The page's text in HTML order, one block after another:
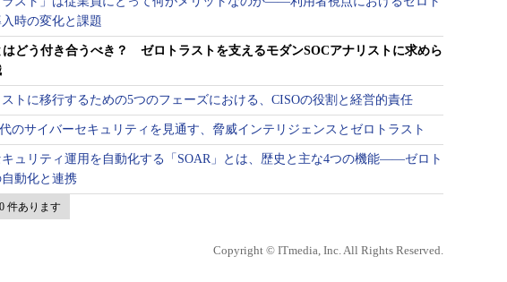
時の変化と課題
どう付き合うべき？ ゼロトラストを支えるモダンSOCアナリストに求めら
トに移行するための5つのフェーズにおける、CISOの役割と経営的責任
のサイバーセキュリティを見通す、脅威インテリジェンスとゼロトラスト
キュリティ運用を自動化する「SOAR」とは、歴史と主な4つの機能――ゼロト
動化と連携
件あります
Copyright © ITmedia, Inc. All Rights Reserved.